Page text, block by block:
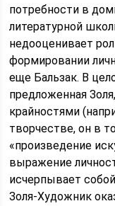
потребности в
литературной
недооценивает
формировании
еще Бальзак. В
предложенная
крайностями
творчестве, он в
«произведение
выражение
исчерпывает
Золя-Художник